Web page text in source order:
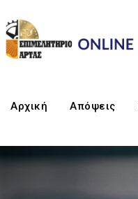
Αρχική Απόψεις